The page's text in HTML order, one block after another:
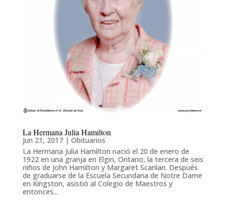
La Hermana Julia Hamilton
Jun 21, 2017| Obituarios
La Hermana Julia Hamilton nació el 20 de enero de
1922 en una granja en Elgin, Ontario, la tercera de seis
niños de John Hamilton y Margaret Scanlan. Después
de graduarse de la Escuela Secundaria de Notre Dame
en Kingston, asistió al Colegio de Maestros y
entonces...